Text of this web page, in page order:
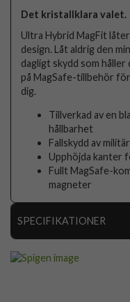
Det kristallklara valet.
Ultra Hybrid MagFit
design. Låt aldrig den
dagligt skydd som
på MagSafe-tillbehör
dig.
Tillverkad av en
hållbarhet
Fallskydd av
Upphöjda kanter
Fullt MagSafe-
magneter
SPECIFIKATIONER